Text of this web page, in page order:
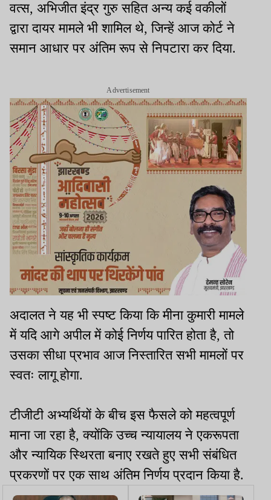
वत्स, अभिजीत इंद्र गुरु सहित अन्य कई वकीलों
द्वारा दायर मामले भी शामिल थे, जिन्हें आज कोर्ट ने
समान आधार पर अंतिम रूप से निपटारा कर दिया.
Advertisement
अदालत ने यह भी स्पष्ट किया कि मीना कुमारी मामले
में यदि आगे अपील में कोई निर्णय पारित होता है, तो
उसका सीधा प्रभाव आज निस्तारित सभी मामलों पर
स्वतः लागू होगा.
टीजीटी अभ्यर्थियों के बीच इस फैसले को महत्वपूर्ण
माना जा रहा है, क्योंकि उच्च न्यायालय ने एकरूपता
और न्यायिक स्थिरता बनाए रखते हुए सभी संबंधित
प्रकरणों पर एक साथ अंतिम निर्णय प्रदान किया है.